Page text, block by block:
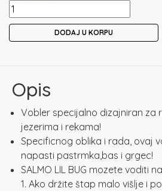
SALMO
LIL
količina
DODAJ U KORPU
Opis
Vobler specijalno dizajniran za
jezerima i rekama!
Specificnog oblika i rada, ovaj
napasti pastrmka,bas i grgec!
SALMO LIL BUG mozete voditi
1. Ako držite štap malo višlje i